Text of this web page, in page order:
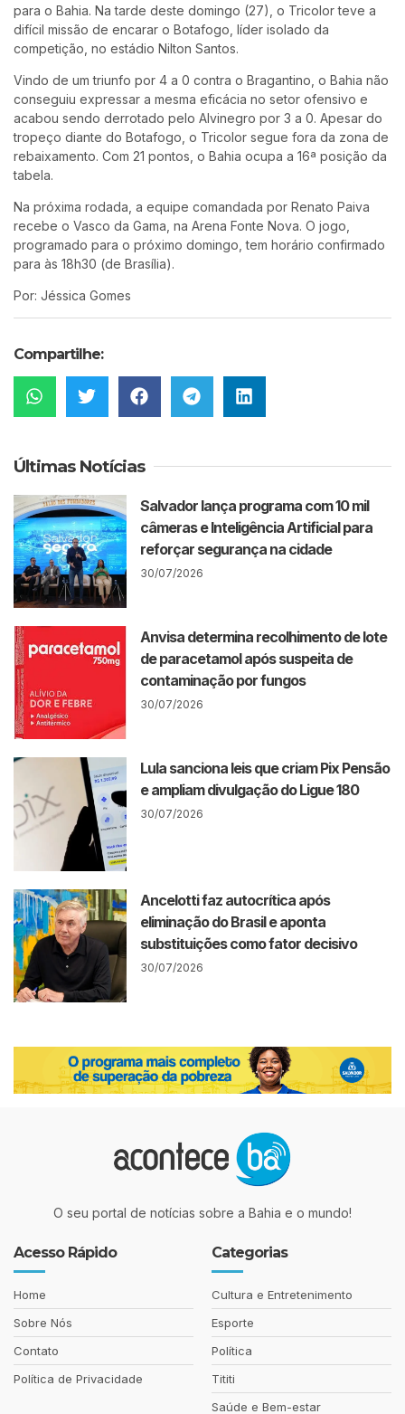
para o Bahia. Na tarde deste domingo (27), o Tricolor teve a
difícil missão de encarar o Botafogo, líder isolado da
competição, no estádio Nilton Santos.
Vindo de um triunfo por 4 a 0 contra o Bragantino, o Bahia não
conseguiu expressar a mesma eficácia no setor ofensivo e
acabou sendo derrotado pelo Alvinegro por 3 a 0. Apesar do
tropeço diante do Botafogo, o Tricolor segue fora da zona de
rebaixamento. Com 21 pontos, o Bahia ocupa a 16ª posição da
tabela.
Na próxima rodada, a equipe comandada por Renato Paiva
recebe o Vasco da Gama, na Arena Fonte Nova. O jogo,
programado para o próximo domingo, tem horário confirmado
para às 18h30 (de Brasília).
Por: Jéssica Gomes
Compartilhe:
Últimas Notícias
Salvador lança programa com 10 mil
câmeras e Inteligência Artificial para
reforçar segurança na cidade
30/07/2026
Anvisa determina recolhimento de lote
de paracetamol após suspeita de
contaminação por fungos
30/07/2026
Lula sanciona leis que criam Pix Pensão
e ampliam divulgação do Ligue 180
30/07/2026
Ancelotti faz autocrítica após
eliminação do Brasil e aponta
substituições como fator decisivo
30/07/2026
O seu portal de notícias sobre a Bahia e o mundo!
Acesso Rápido
Home
Sobre Nós
Contato
Política de Privacidade
Categorias
Cultura e Entretenimento
Esporte
Política
Tititi
Saúde e Bem-estar